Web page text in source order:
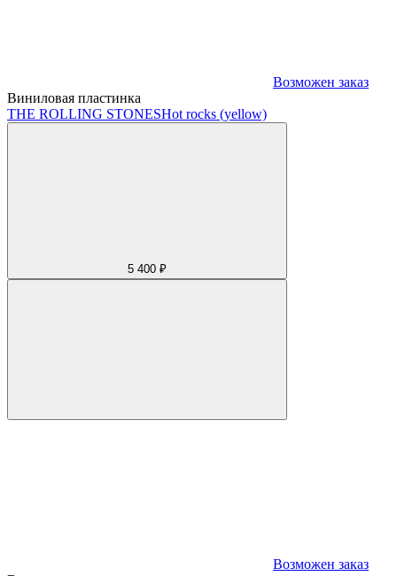
Возможен заказ
Виниловая пластинка
THE ROLLING STONESHot rocks (yellow)
5 400 ₽
Возможен заказ